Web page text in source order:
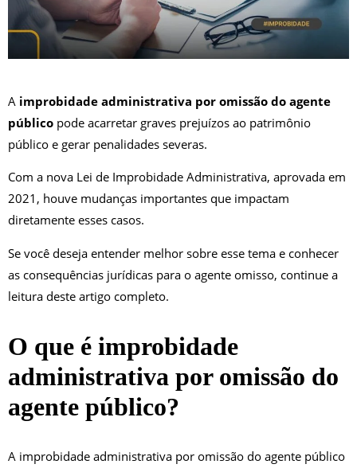
A improbidade administrativa por omissão do agente
público pode acarretar graves prejuízos ao patrimônio
público e gerar penalidades severas.
Com a nova Lei de Improbidade Administrativa, aprovada em
2021, houve mudanças importantes que impactam
diretamente esses casos.
Se você deseja entender melhor sobre esse tema e conhecer
as consequências jurídicas para o agente omisso, continue a
leitura deste artigo completo.
O que é improbidade
administrativa por omissão do
agente público?
A improbidade administrativa por omissão do agente público